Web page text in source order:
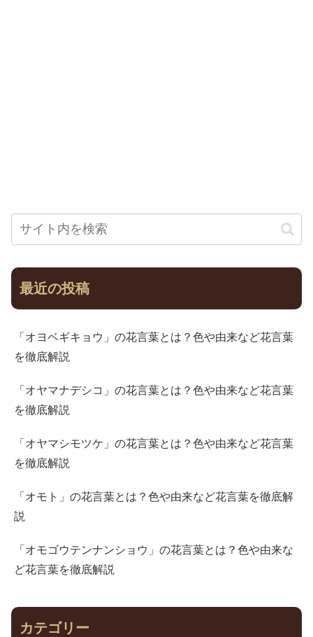
最近の投稿
「オヨベギキョウ」の花言葉とは？色や由来など花言葉
を徹底解説
「オヤマナデシコ」の花言葉とは？色や由来など花言葉
を徹底解説
「オヤマシモツケ」の花言葉とは？色や由来など花言葉
を徹底解説
「オモト」の花言葉とは？色や由来など花言葉を徹底解
説
「オモゴウテンナンショウ」の花言葉とは？色や由来な
ど花言葉を徹底解説
カテゴリー